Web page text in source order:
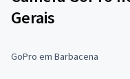
Gerais
GoPro em Barbacena